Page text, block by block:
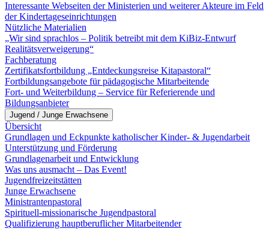
Interessante Webseiten der Ministerien und weiterer Akteure im Feld
der Kindertageseinrichtungen
Nützliche Materialien
„Wir sind sprachlos – Politik betreibt mit dem KiBiz-Entwurf
Realitätsverweigerung“
Fachberatung
Zertifikatsfortbildung „Entdeckungsreise Kitapastoral“
Fortbildungsangebote für pädagogische Mitarbeitende
Fort- und Weiterbildung – Service für Referierende und
Bildungsanbieter
Jugend / Junge Erwachsene
Übersicht
Grundlagen und Eckpunkte katholischer Kinder- & Jugendarbeit
Unterstützung und Förderung
Grundlagenarbeit und Entwicklung
Was uns ausmacht – Das Event!
Jugendfreizeitstätten
Junge Erwachsene
Ministrantenpastoral
Spirituell-missionarische Jugendpastoral
Qualifizierung hauptberuflicher Mitarbeitender